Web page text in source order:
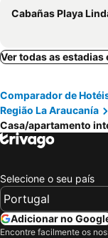
Cabañas Playa
Ver todas as estadias
Comparador de
Região La Araucanía
Casa/apartamento
Selecione o seu país
Adicionar no
Encontre facilmente os